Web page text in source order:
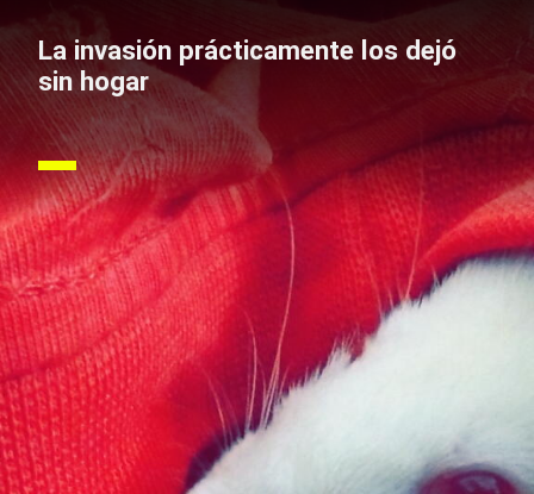
La invasión prácticamente los dejó
sin hogar